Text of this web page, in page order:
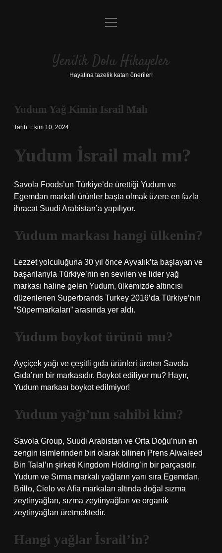
Anasayfa
Yasal Uyarı
menüyü
Yenilik Dolu Hikayeler
Hayatına tazelik katan öneriler!
Yudum Yağ Kimin Israil Malı
Tarih: Ekim 10, 2024
Yudum İsrail malı mı?
Savola Foods’un Türkiye’de ürettiği Yudum ve
Egemdan markalı ürünler başta olmak üzere en fazla
ihracat Suudi Arabistan’a yapılıyor.
Yudum markası hangi ülkenin?
Lezzet yolculuğuna 30 yıl önce Ayvalık’ta başlayan ve
başarılarıyla Türkiye’nin en sevilen ve lider yağ
markası haline gelen Yudum, ülkemizde altıncısı
düzenlenen Superbrands Turkey 2016’da Türkiye’nin
“Süpermarkaları” arasında yer aldı.
Yudum boykot ürünü mu?
Ayçiçek yağı ve çeşitli gıda ürünleri üreten Savola
Gıda’nın bir markasıdır. Boykot ediliyor mu? Hayır,
Yudum markası boykot edilmiyor!
Yudum yağı’nın sahibi kim?
Savola Group, Suudi Arabistan ve Orta Doğu’nun en
zengin isimlerinden biri olarak bilinen Prens Alwaleed
Bin Talal’ın şirketi Kingdom Holding’in bir parçasıdır.
Yudum ve Sırma markalı yağların yanı sıra Egemdan,
Brillo, Cielo ve Afia markaları altında doğal sızma
zeytinyağları, sızma zeytinyağları ve organik
zeytinyağları üretmektedir.
Hangi yağlar İsrail’in?